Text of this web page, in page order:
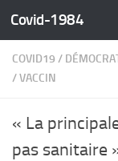
Skip to content
Covid-1984
COVID19 /
/VACCIN
« La
pas sanitaire